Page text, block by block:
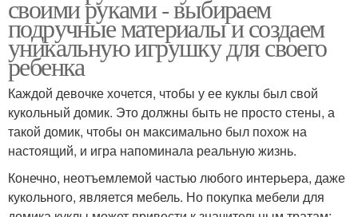
своими руками - выбираем
подручные материалы и создаем
уникальную игрушку для своего
ребенка
Каждой девочке хочется, чтобы у ее куклы был свой
кукольный домик. Это должны быть не просто стены, а
такой домик, чтобы он максимально был похож на
настоящий, и игра напоминала реальную жизнь.
Конечно, неотъемлемой частью любого интерьера, даже
кукольного, является мебель. Но покупка мебели для